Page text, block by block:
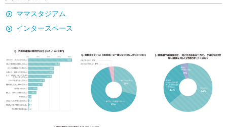
ママスタジアム
インタースペース